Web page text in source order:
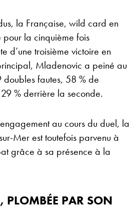
la Française, wild card en
pour la cinquième fois
d’une troisième victoire en
Mladenovic a peiné au
fautes, 58 % de
% derrière la seconde.
au cours du duel, la
Mer est toutefois parvenu à
grâce à sa présence à la
PAR SON